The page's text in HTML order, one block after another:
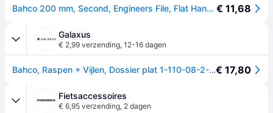
Bahco 200 mm, Second, Engineers File, Flat Handle Included € 11,68
Galaxus
€ 2,99 verzending, 12-16 dagen
Bahco, Raspen + Vijlen, Dossier plat 1-110-08-2-2 (Cut 2, 200mm)€ 17,80
Fietsaccessoires
€ 6,95 verzending, 2 dagen